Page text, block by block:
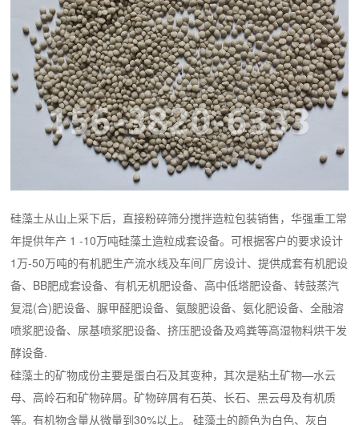
硅藻土从山上采下后，直接粉碎筛分搅拌造粒包装销售，华强重工常
年提供年产 1 -10万吨硅藻土造粒成套设备。可根据客户的要求设计
1万-50万吨的有机肥生产流水线及车间厂房设计、提供成套有机肥设
备、BB肥成套设备、有机无机肥设备、高中低塔肥设备、转鼓蒸汽
复混(合)肥设备、脲甲醛肥设备、氨酸肥设备、氨化肥设备、全融溶
喷浆肥设备、尿基喷浆肥设备、挤压肥设备及鸡粪等高湿物料烘干发
酵设备.
硅藻土的矿物成份主要是蛋白石及其变种，其次是粘土矿物—水云
母、高岭石和矿物碎屑。矿物碎屑有石英、长石、黑云母及有机质
等。有机物含量从微量到30%以上。 硅藻土的颜色为白色、灰白